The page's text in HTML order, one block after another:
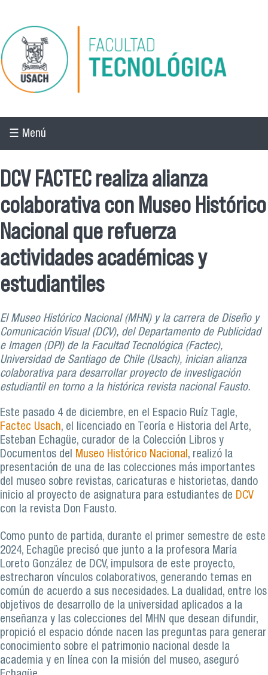
Pasar al contenido principal
☰ Menú
DCV FACTEC realiza alianza
colaborativa con Museo Histórico
Nacional que refuerza
actividades académicas y
estudiantiles
El Museo Histórico Nacional (MHN) y la carrera de Diseño y
Comunicación Visual (DCV), del Departamento de Publicidad
e Imagen (DPI) de la Facultad Tecnológica (Factec),
Universidad de Santiago de Chile (Usach), inician alianza
colaborativa para desarrollar proyecto de investigación
estudiantil en torno a la histórica revista nacional Fausto.
Este pasado 4 de diciembre, en el Espacio Ruíz Tagle,
Factec Usach, el licenciado en Teoría e Historia del Arte,
Esteban Echagüe, curador de la Colección Libros y
Documentos del
Museo Histórico Nacional , realizó la
presentación de una de las colecciones más importantes
del museo sobre revistas, caricaturas e historietas, dando
inicio al proyecto de asignatura para estudiantes de DCV
con la revista Don Fausto.
Como punto de partida, durante el primer semestre de este
2024, Echagüe precisó que junto a la profesora María
Loreto González de DCV, impulsora de este proyecto,
estrecharon vínculos colaborativos, generando temas en
común de acuerdo a sus necesidades. La dualidad, entre los
objetivos de desarrollo de la universidad aplicados a la
enseñanza y las colecciones del MHN que desean difundir,
propició el espacio dónde nacen las preguntas para generar
conocimiento sobre el patrimonio nacional desde la
academia y en línea con la misión del museo, aseguró